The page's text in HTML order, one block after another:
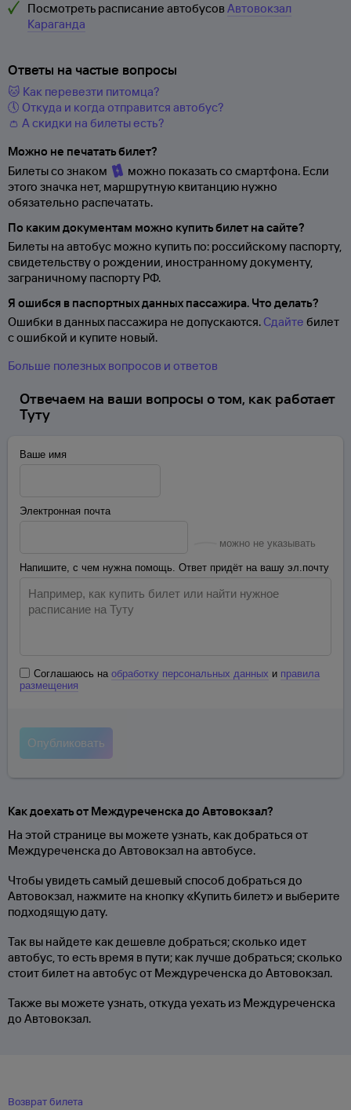
Посмотреть расписание автобусовАвтовокзал
Караганда
Ответы на частые вопросы
🐱 Как перевезти питомца?
🕔 Откуда и когда отправится автобус?
👛 А скидки на билеты есть?
Можно не печатать билет?
Билеты со знаком
можно показать со смартфона. Если
этого значка нет, маршрутную квитанцию нужно
обязательно распечатать.
По каким документам можно купить билет на сайте?
Билеты на автобус можно купить по: российскому паспорту,
свидетельству о рождении, иностранному документу,
заграничному паспорту РФ.
Я ошибся в паспортных данных пассажира. Что делать?
Ошибки в данных пассажира не допускаются. Сдайте билет
с ошибкой и купите новый.
Больше полезных вопросов и ответов
Отвечаем на ваши вопросы о том, как работает
Туту
Ваше имя
Электронная почта
можно не указывать
Напишите, с чем нужна помощь. Ответ придёт на вашу эл.почту
Соглашаюсь на обработку персональных данных и правила
размещения
Как доехать от Междуреченска до Автовокзал?
На этой странице вы можете узнать, как добраться от
Междуреченска до Автовокзал на автобусе.
Чтобы увидеть самый дешевый способ добраться до
Автовокзал, нажмите на кнопку «Купить билет» и выберите
подходящую дату.
Так вы найдете как дешевле добраться; сколько идет
автобус, то есть время в пути; как лучше добраться; сколько
стоит билет на автобус от Междуреченска до Автовокзал.
Также вы можете узнать, откуда уехать из Междуреченска
до Автовокзал.
Возврат билета